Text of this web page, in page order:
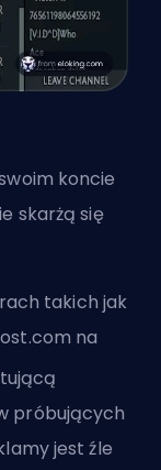
koncie
skarżą się
takich jak
na
próbujących
jest źle